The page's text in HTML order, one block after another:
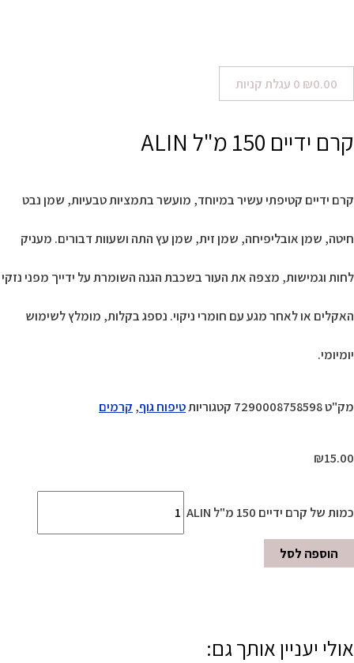
₪0.00
0 עגלת קניות
קרם ידיים 150 מ"ל ALIN
קרם ידיים קטיפתי עשיר במיוחד, מועשר בתמציות טבעיות, שמן נבט
חיטה, שמן אובליפיחה, שמן זית, שמן עץ התה ושעוות דבורים. מעניק
לחות וגמישות, מצפה את העור בשכבת הגנה השומרת על ידייך מפני נזקי
האקלים או לאחר מגע עם חומרי ניקוי. נספג בקלות, מומלץ לשימוש
יומיומי.
מק"ט7290008758598 קטגוריותטיפוח גוף, קרמים
₪15.00
כמות של קרם ידיים 150 מ"ל ALIN
הוספה לסל
אולי יעניין אותך גם: